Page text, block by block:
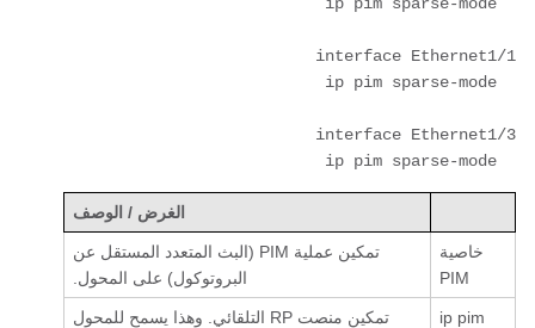
الغرض / الوصف
خاصية
PIM
تمكين عملية PIM (البث المتعدد المستقل عن
البروتوكول) على المحول.
ip pim
تمكين منصت RP التلقائي. وهذا يسمح للمحول